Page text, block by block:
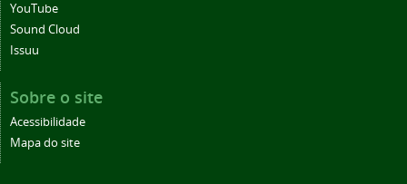
YouTube
Sound Cloud
Issuu
Sobre o site
Acessibilidade
Mapa do site